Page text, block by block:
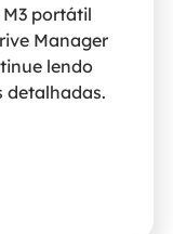
portátil
Manager
lendo
detalhadas.